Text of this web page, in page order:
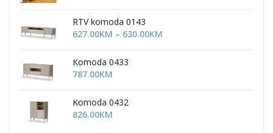
RTV komoda 0143
627.00KM – 630.00KM
Komoda 0433
787.00KM
Komoda 0432
826.00KM